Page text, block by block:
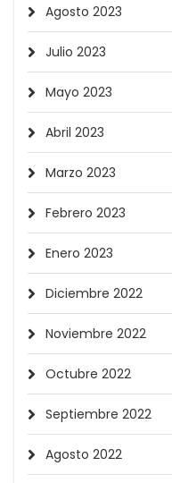
Agosto 2023
Julio 2023
Mayo 2023
Abril 2023
Marzo 2023
Febrero 2023
Enero 2023
Diciembre 2022
Noviembre 2022
Octubre 2022
Septiembre 2022
Agosto 2022